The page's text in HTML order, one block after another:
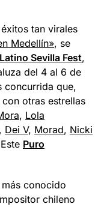
tan virales
Medellín», se
Sevilla Fest,
del 4 al 6 de
concurrida que,
otras estrellas
, Lola
, Dei V, Morad, Nicki
Puro
más conocido
chileno